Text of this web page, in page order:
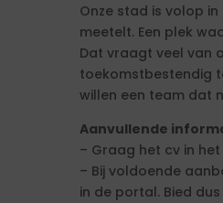
Onze stad is volop
meetelt. Een plek
Dat vraagt veel van
toekomstbestendig
willen een team dat
Aanvullende
– Graag het cv in het
– Bij voldoende
in de portal. Bied